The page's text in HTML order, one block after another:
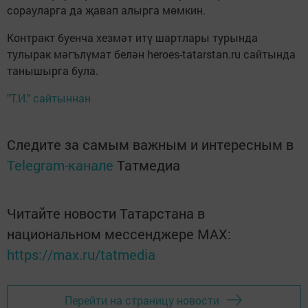
сорауларга да җавап алырга мөмкин.
Контракт буенча хезмәт итү шартлары турында
тулырак мәгълүмат белән heroes-tatarstan.ru сайтында
танышырга була.
"Т.И." сайтыннан
Следите за самым важным и интересным в
Telegram-канале Татмедиа
Читайте новости Татарстана в
национальном мессенджере MАХ:
https://max.ru/tatmedia
Перейти на страницу новости